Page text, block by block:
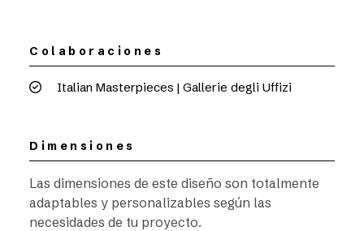
Colaboraciones
Italian Masterpieces | Gallerie degli Uffizi
Dimensiones
Las dimensiones de este diseño son totalmente
adaptables y personalizables según las
necesidades de tu proyecto.